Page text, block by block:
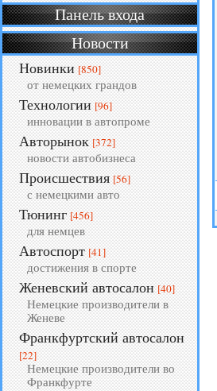
Панель входа
Новости
Новинки [850]
от немецких грандов
Технологии [96]
инновации в автопроме
Авторынок [372]
новости автобизнеса
Происшествия [56]
с немецкими авто
Тюнинг [456]
для немцев
Автоспорт [41]
достижения в спорте
Женевский автосалон [40]
Немецкие производители в
Женеве
Франкфуртский автосалон
[22]
Немецкие производители во
Франкфурте